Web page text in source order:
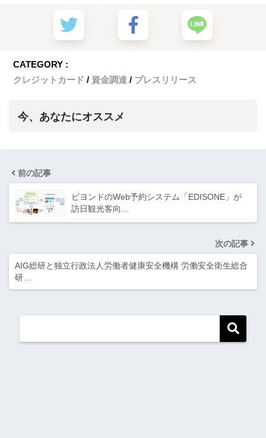
CATEGORY :
クレジットカード
資金調達 プレスリリース
今、あなたにオススメ
前の記事
ビヨンドのWeb予約システム「EDISONE」が
訪日観光客向…
次の記事
AIG総研と独立行政法人労働者健康安全機構 労働安全衛生総合
研…